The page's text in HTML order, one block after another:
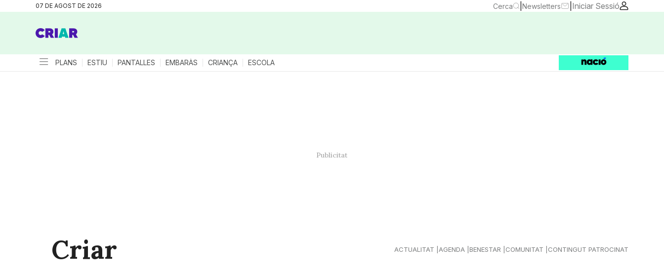
07 DE AGOST DE 2026 Cerca Newsletters Iniciar Sessió
PLANS ESTIU PANTALLES EMBARÀS CRIANÇA ESCOLA
Criar ACTUALITAT AGENDA BENESTAR COMUNITAT CONTINGUT PATROCINAT